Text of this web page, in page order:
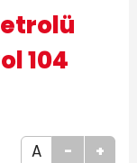
104
A - +